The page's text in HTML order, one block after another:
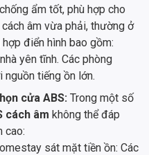
ẩm tốt, phù hợp cho
âm vừa phải, thường ở
điển hình bao gồm:
yên tĩnh. Các phòng
tiếng ồn lớn.
cửa ABS: Trong một số
cách âm không thể đáp
cao:
sát mặt tiền ồn: Các